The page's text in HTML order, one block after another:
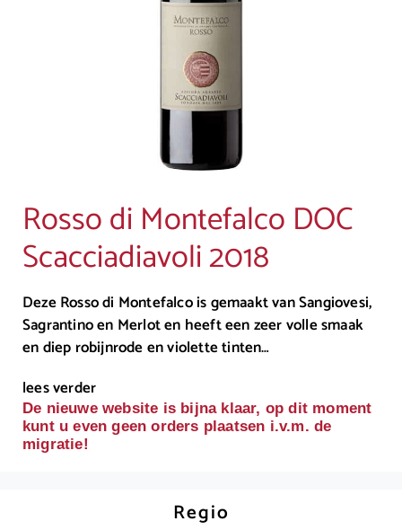
Rosso di Montefalco DOC
Scacciadiavoli 2018
Deze Rosso di Montefalco is gemaakt van Sangiovesi,
Sagrantino en Merlot en heeft een zeer volle smaak
en diep robijnrode en violette tinten…
lees verder
De nieuwe website is bijna klaar, op dit moment
kunt u even geen orders plaatsen i.v.m. de
migratie!
Regio